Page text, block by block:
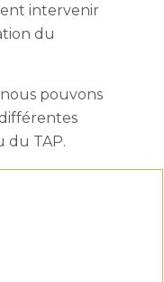
intervenir
du
pouvons
du TAP.